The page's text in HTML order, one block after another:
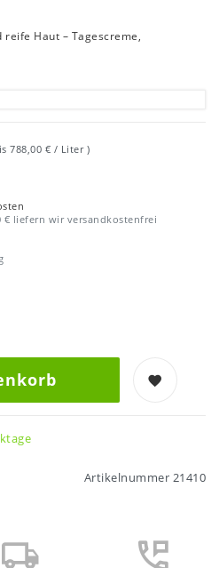
Haut – Tagescreme,
788,00 € / Liter )
€ liefern wir versandkostenfrei
Artikelnummer 21410